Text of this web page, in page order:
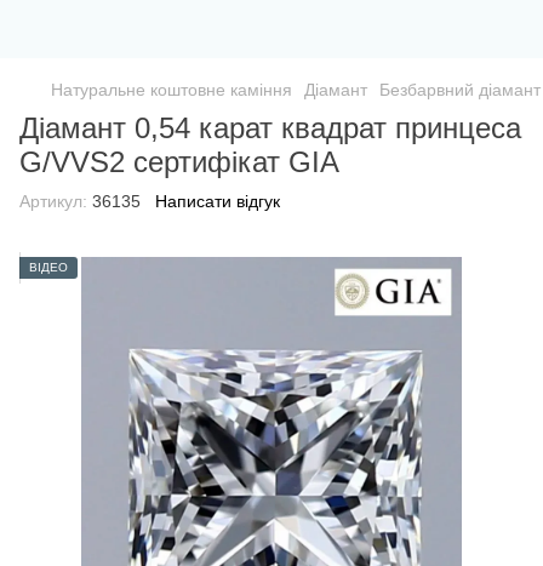
Натуральне коштовне каміння Діамант Безбарвний діамант
Діамант 0,54 карат квадрат принцеса
G/VVS2 сертифікат GIA
Артикул: 36135 Написати відгук
ВІДЕО